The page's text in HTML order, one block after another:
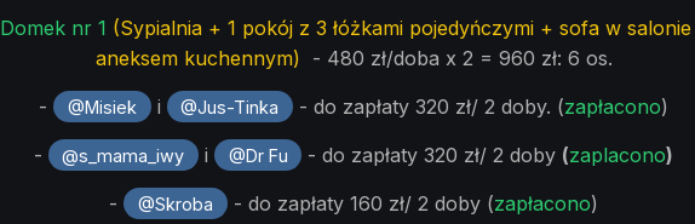
Domek nr 1 (Sypialnia + 1 pokój z 3 łóżkami pojedyńczymi + sofa w
aneksem kuchennym) - 480 zł/doba x 2 = 960 zł: 6 os.
-
@Misiek i @Jus-Tinka - do zapłaty 320 zł/ 2 doby. (zapłacono)
-
@s_mama_iwy i @Dr Fu - do zapłaty 320 zł/ 2 doby (zaplacono)
-
@Skroba - do zapłaty 160 zł/ 2 doby (zapłacono)